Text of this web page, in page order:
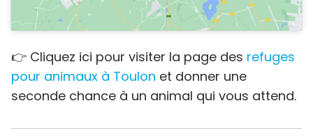
👉 Cliquez ici pour visiter la page des refuges
pour animaux à Toulon et donner une
seconde chance à un animal qui vous attend.